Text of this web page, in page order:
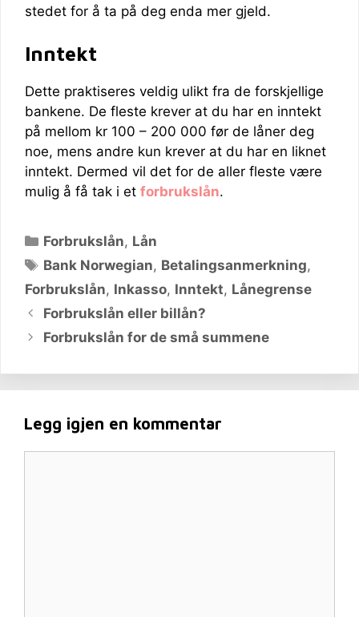
stedet for å ta på deg enda mer gjeld.
Inntekt
Dette praktiseres veldig ulikt fra de forskjellige
bankene. De fleste krever at du har en inntekt
på mellom kr 100 – 200 000 før de låner deg
noe, mens andre kun krever at du har en liknet
inntekt. Dermed vil det for de aller fleste være
mulig å få tak i et forbrukslån.
Kategorier
Forbrukslån, Lån
Stikkord
Bank Norwegian, Betalingsanmerkning,
Forbrukslån, Inkasso, Inntekt, Lånegrense
Forbrukslån eller billån?
Forbrukslån for de små summene
Legg igjen en kommentar